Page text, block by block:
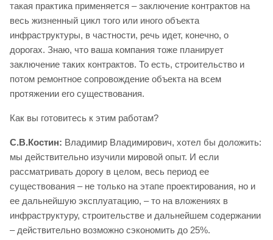
такая практика применяется – заключение контрактов на
весь жизненный цикл того или иного объекта
инфраструктуры, в частности, речь идет, конечно, о
дорогах. Знаю, что ваша компания тоже планирует
заключение таких контрактов. То есть, строительство и
потом ремонтное сопровождение объекта на всем
протяжении его существования.
Как вы готовитесь к этим работам?
С.В.Костин: Владимир Владимирович, хотел бы доложить:
мы действительно изучили мировой опыт. И если
рассматривать дорогу в целом, весь период ее
существования – не только на этапе проектирования, но и
ее дальнейшую эксплуатацию, – то на вложениях в
инфраструктуру, строительстве и дальнейшем содержании
– действительно возможно сэкономить до 25%.